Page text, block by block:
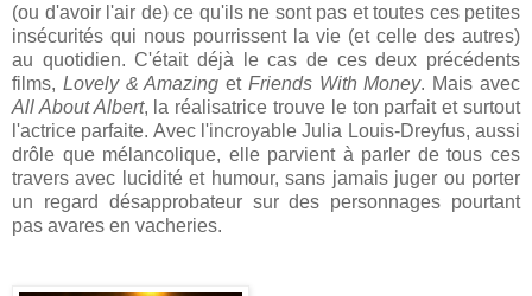
(ou d'avoir l'air de) ce qu'ils ne sont pas et toutes ces petites
insécurités qui nous pourrissent la vie (et celle des autres)
au quotidien. C'était déjà le cas de ces deux précédents
films, Lovely & Amazing et Friends With Money. Mais avec
All About Albert, la réalisatrice trouve le ton parfait et surtout
l'actrice parfaite. Avec l'incroyable Julia Louis-Dreyfus, aussi
drôle que mélancolique, elle parvient à parler de tous ces
travers avec lucidité et humour, sans jamais juger ou porter
un regard désapprobateur sur des personnages pourtant
pas avares en vacheries.